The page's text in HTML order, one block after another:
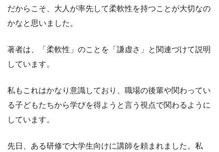
だからこそ、大人が率先して柔軟性を持つことが大切なの
かなと思いました。
著者は、「柔軟性」のことを「謙虚さ」と関連づけて説明
しています。
私もこれはかなり意識しており、職場の後輩や関わってい
る子どもたちから学びを得ようと言う視点で関わるように
しています。
先日、ある研修で大学生向けに講師を頼まれました。私